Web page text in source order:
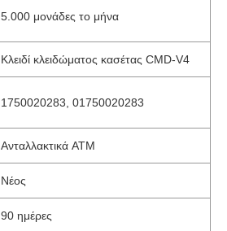
5.000 μονάδες το μήνα
Κλειδί κλειδώματος κασέτας CMD-V4
1750020283, 01750020283
Ανταλλακτικά ATM
Νέος
90 ημέρες